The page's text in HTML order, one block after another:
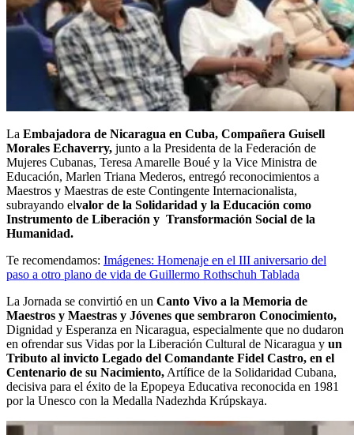
La Embajadora de Nicaragua en Cuba, Compañera Guisell
Morales Echaverry, junto a la Presidenta de la Federación de
Mujeres Cubanas, Teresa Amarelle Boué y la Vice Ministra de
Educación, Marlen Triana Mederos, entregó reconocimientos a
Maestros y Maestras de este Contingente Internacionalista,
subrayando elvalor de la Solidaridad y la Educación como
Instrumento de Liberación y Transformación Social de la
Humanidad.
Te recomendamos: Imágenes: Homenaje en el III aniversario del
paso a otro plano de vida de Guillermo Rothschuh Tablada
La Jornada se convirtió en un Canto Vivo a la Memoria de
Maestros y Maestras y Jóvenes que sembraron Conocimiento,
Dignidad y Esperanza en Nicaragua, especialmente que no dudaron
en ofrendar sus Vidas por la Liberación Cultural de Nicaragua y un
Tributo al invicto Legado del Comandante Fidel Castro, en el
Centenario de su Nacimiento, Artífice de la Solidaridad Cubana,
decisiva para el éxito de la Epopeya Educativa reconocida en 1981
por la Unesco con la Medalla Nadezhda Krúpskaya.